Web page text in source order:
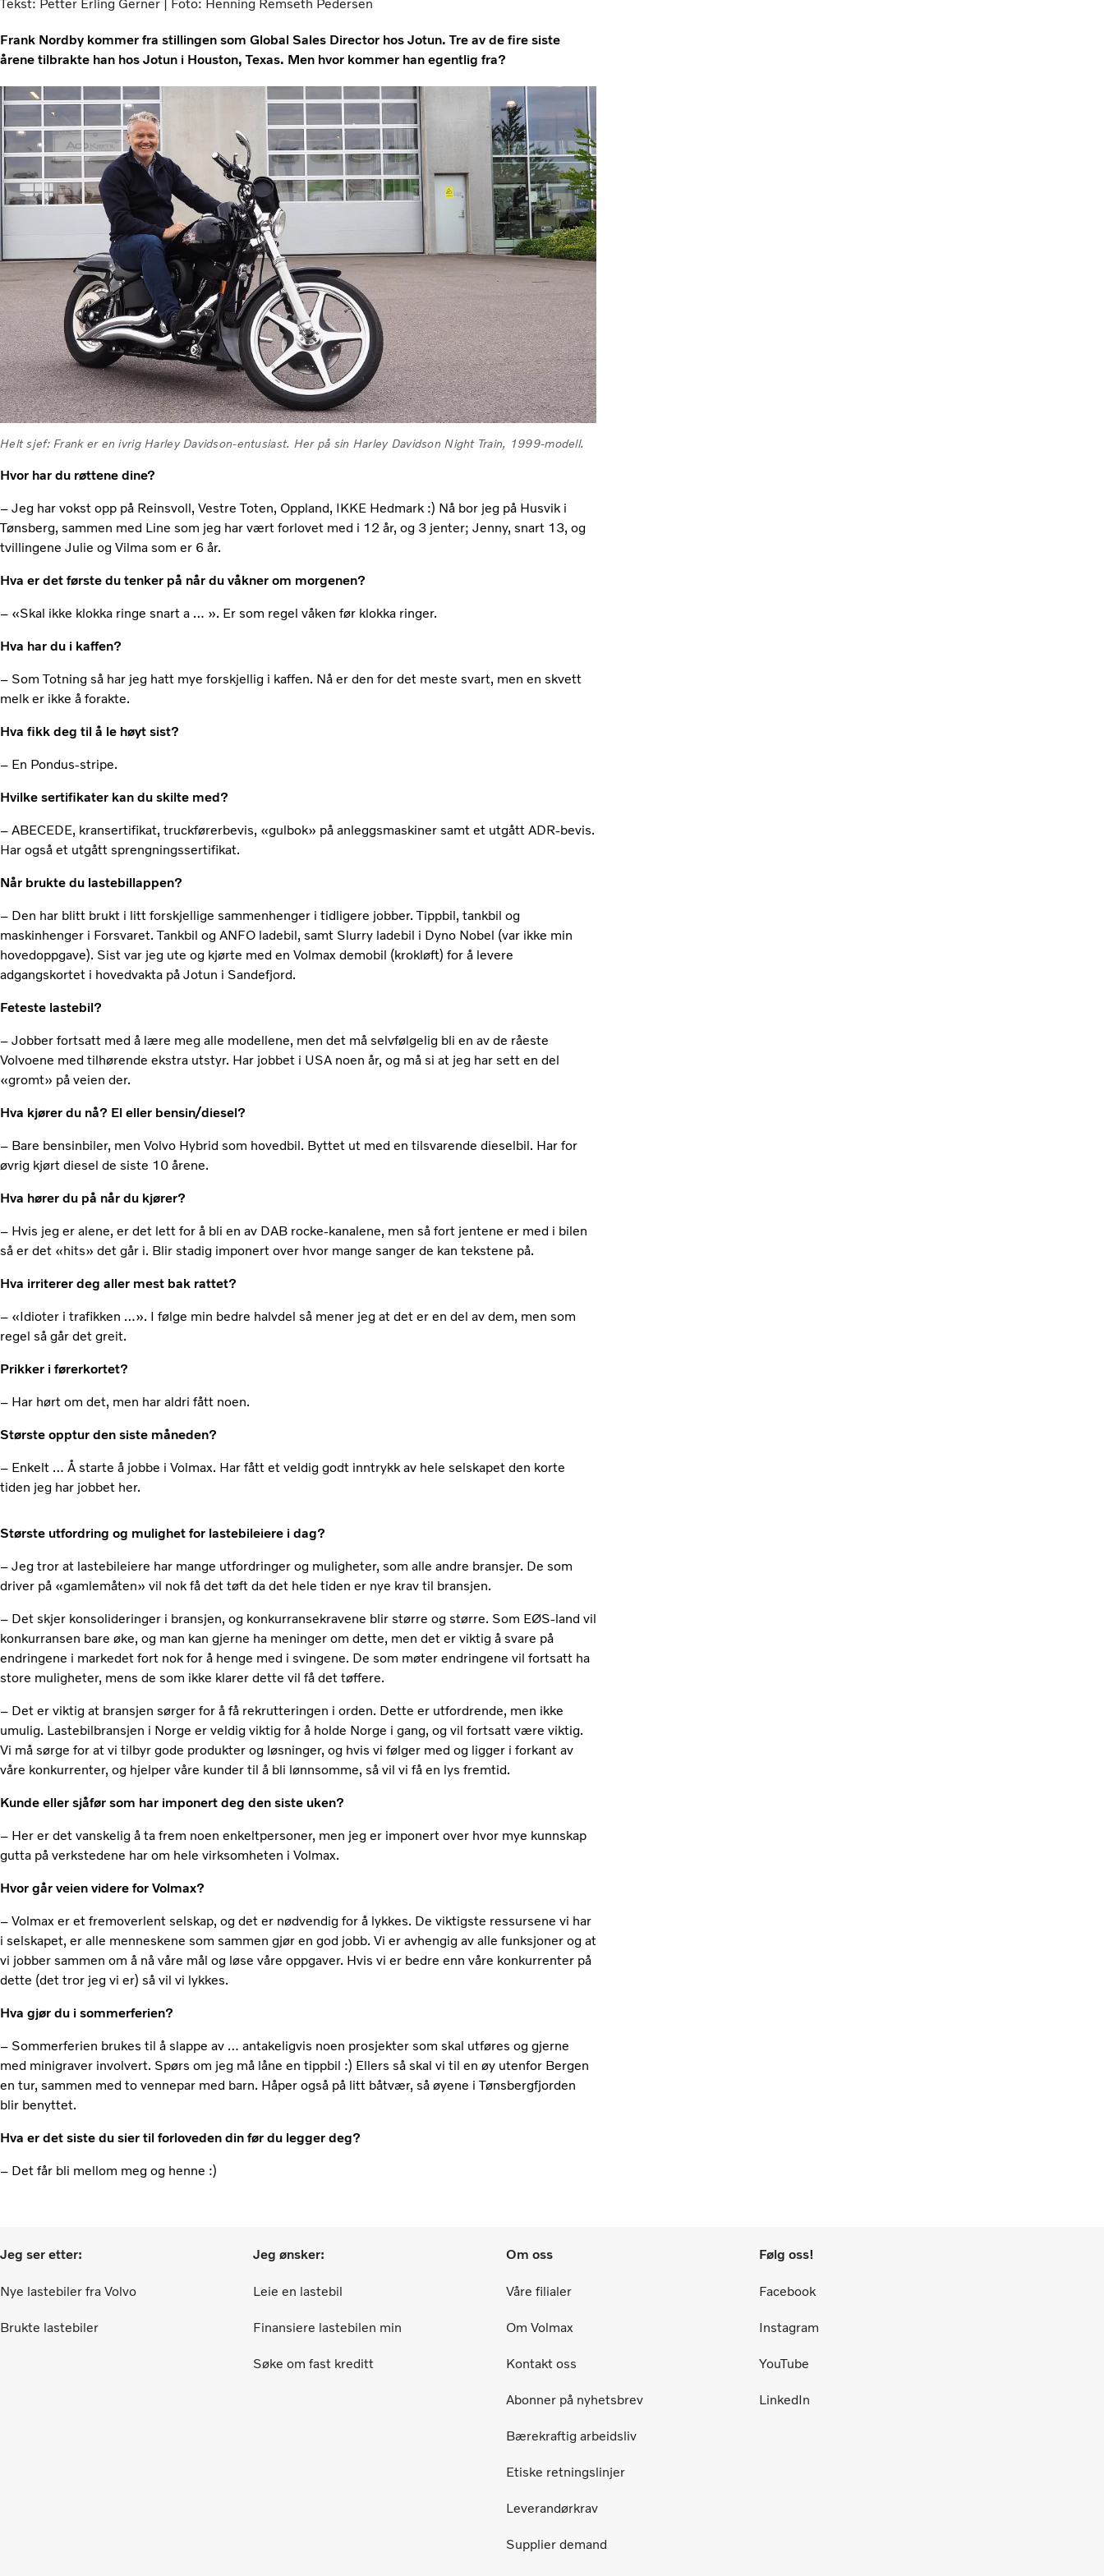
Tekst: Petter Erling Gerner | Foto: Henning Remseth Pedersen
Frank Nordby kommer fra stillingen som Global Sales Director hos Jotun. Tre av de fire siste
årene tilbrakte han hos Jotun i Houston, Texas. Men hvor kommer han egentlig fra?
Helt sjef: Frank er en ivrig Harley Davidson-entusiast. Her på sin Harley Davidson Night Train, 1999-modell.
Hvor har du røttene dine?
– Jeg har vokst opp på Reinsvoll, Vestre Toten, Oppland, IKKE Hedmark :) Nå bor jeg på Husvik i
Tønsberg, sammen med Line som jeg har vært forlovet med i 12 år, og 3 jenter; Jenny, snart 13, og
tvillingene Julie og Vilma som er 6 år.
Hva er det første du tenker på når du våkner om morgenen?
– «Skal ikke klokka ringe snart a … ». Er som regel våken før klokka ringer.
Hva har du i kaffen?
– Som Totning så har jeg hatt mye forskjellig i kaffen. Nå er den for det meste svart, men en skvett
melk er ikke å forakte.
Hva fikk deg til å le høyt sist?
– En Pondus-stripe.
Hvilke sertifikater kan du skilte med?
– ABECEDE, kransertifikat, truckførerbevis, «gulbok» på anleggsmaskiner samt et utgått ADR-bevis.
Har også et utgått sprengningssertifikat.
Når brukte du lastebillappen?
– Den har blitt brukt i litt forskjellige sammenhenger i tidligere jobber. Tippbil, tankbil og
maskinhenger i Forsvaret. Tankbil og ANFO ladebil, samt Slurry ladebil i Dyno Nobel (var ikke min
hovedoppgave). Sist var jeg ute og kjørte med en Volmax demobil (krokløft) for å levere
adgangskortet i hovedvakta på Jotun i Sandefjord.
Feteste lastebil?
– Jobber fortsatt med å lære meg alle modellene, men det må selvfølgelig bli en av de råeste
Volvoene med tilhørende ekstra utstyr. Har jobbet i USA noen år, og må si at jeg har sett en del
«gromt» på veien der.
Hva kjører du nå? El eller bensin/diesel?
– Bare bensinbiler, men Volvo Hybrid som hovedbil. Byttet ut med en tilsvarende dieselbil. Har for
øvrig kjørt diesel de siste 10 årene.
Hva hører du på når du kjører?
– Hvis jeg er alene, er det lett for å bli en av DAB rocke-kanalene, men så fort jentene er med i bilen
så er det «hits» det går i. Blir stadig imponert over hvor mange sanger de kan tekstene på.
Hva irriterer deg aller mest bak rattet?
– «Idioter i trafikken …». I følge min bedre halvdel så mener jeg at det er en del av dem, men som
regel så går det greit.
Prikker i førerkortet?
– Har hørt om det, men har aldri fått noen.
Største opptur den siste måneden?
– Enkelt … Å starte å jobbe i Volmax. Har fått et veldig godt inntrykk av hele selskapet den korte
tiden jeg har jobbet her.
Største utfordring og mulighet for lastebileiere i dag?
– Jeg tror at lastebileiere har mange utfordringer og muligheter, som alle andre bransjer. De som
driver på «gamlemåten» vil nok få det tøft da det hele tiden er nye krav til bransjen.
– Det skjer konsolideringer i bransjen, og konkurransekravene blir større og større. Som EØS-land vil
konkurransen bare øke, og man kan gjerne ha meninger om dette, men det er viktig å svare på
endringene i markedet fort nok for å henge med i svingene. De som møter endringene vil fortsatt ha
store muligheter, mens de som ikke klarer dette vil få det tøffere.
– Det er viktig at bransjen sørger for å få rekrutteringen i orden. Dette er utfordrende, men ikke
umulig. Lastebilbransjen i Norge er veldig viktig for å holde Norge i gang, og vil fortsatt være viktig.
Vi må sørge for at vi tilbyr gode produkter og løsninger, og hvis vi følger med og ligger i forkant av
våre konkurrenter, og hjelper våre kunder til å bli lønnsomme, så vil vi få en lys fremtid.
Kunde eller sjåfør som har imponert deg den siste uken?
– Her er det vanskelig å ta frem noen enkeltpersoner, men jeg er imponert over hvor mye kunnskap
gutta på verkstedene har om hele virksomheten i Volmax.
Hvor går veien videre for Volmax?
– Volmax er et fremoverlent selskap, og det er nødvendig for å lykkes. De viktigste ressursene vi har
i selskapet, er alle menneskene som sammen gjør en god jobb. Vi er avhengig av alle funksjoner og at
vi jobber sammen om å nå våre mål og løse våre oppgaver. Hvis vi er bedre enn våre konkurrenter på
dette (det tror jeg vi er) så vil vi lykkes.
Hva gjør du i sommerferien?
– Sommerferien brukes til å slappe av … antakeligvis noen prosjekter som skal utføres og gjerne
med minigraver involvert. Spørs om jeg må låne en tippbil :) Ellers så skal vi til en øy utenfor Bergen
en tur, sammen med to vennepar med barn. Håper også på litt båtvær, så øyene i Tønsbergfjorden
blir benyttet.
Hva er det siste du sier til forloveden din før du legger deg?
– Det får bli mellom meg og henne :)
Jeg ser etter:
Nye lastebiler fra Volvo
Brukte lastebiler
Jeg ønsker:
Leie en lastebil
Finansiere lastebilen min
Søke om fast kreditt
Om oss
Våre filialer
Om Volmax
Kontakt oss
Abonner på nyhetsbrev
Bærekraftig arbeidsliv
Etiske retningslinjer
Leverandørkrav
Supplier demand
Følg oss!
Facebook
Instagram
YouTube
LinkedIn